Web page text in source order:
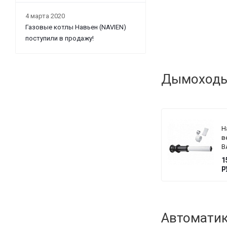
Дымоходы
4 марта 2020
Газовые котлы Навьен (NAVIEN)
поступили в продажу!